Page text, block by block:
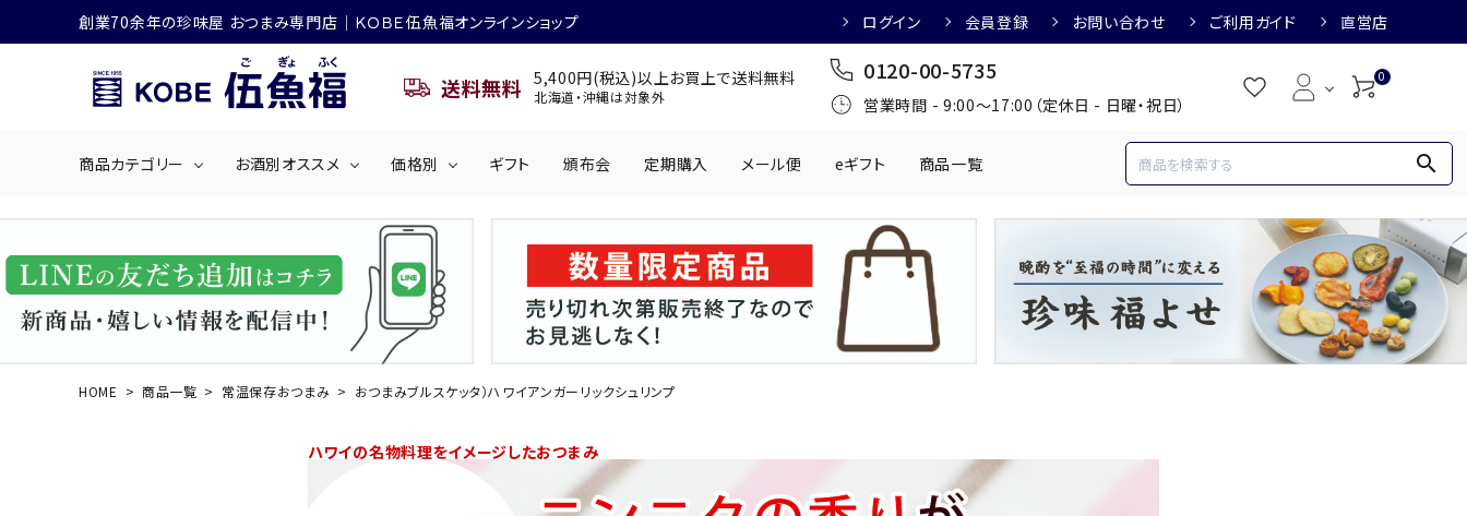
創業70余年の珍味屋 おつまみ専門店│ＫＯＢＥ伍魚福オンラインショップ ログイン 会員登録 お問い合わせ ご利用ガイド 直営店
送料無料 5,400円(税込)以上お買上で送料無料
北海道・沖縄は対象外
0120-00-5735
営業時間 - 9:00～17:00（定休日 - 日曜・祝日）
0
商品カテゴリー
くぎ煮 海産物 乳製品 かわきもの
佃煮・ごはんのおとも 丸う
お酒別オススメ
日本酒におすすめ 焼酎におすすめ
価格別
501円～1,000円 1,001円～2,000円 2,001円～3,000円 3,001円～4,000円
4,001円～5,000円 5,001円～
ギフト 頒布会 定期購入 メール便 eギフト 商品一覧 search
ACCOUNT MENU
ログイン 会員登録
HOME 商品一覧 常温保存おつまみ おつまみブルスケッタ）ハワイアンガーリックシュリンプ
ハワイの名物料理をイメージしたおつまみ